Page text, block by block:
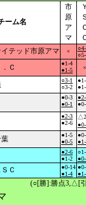
ーム名
市
原
ア
マ
テッド市原アマ ×
Ｃ
●1-4
●1-5
×
○3-1
○3-2
●0-3
●0-1
●2-3
●2-6
●1-5
●0-5
●2-6
●1-2
Ｃ
●0-14
●1-4
(○[勝]:勝点3,△[